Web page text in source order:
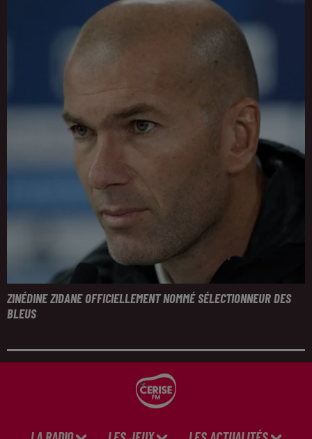
ZINÉDINE ZIDANE OFFICIELLEMENT NOMMÉ SÉLECTIONNEUR DES
BLEUS